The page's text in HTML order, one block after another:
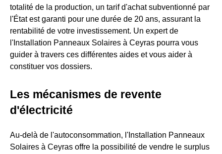
totalité de la production, un tarif d'achat subventionné par
l'État est garanti pour une durée de 20 ans, assurant la
rentabilité de votre investissement. Un expert de
l'Installation Panneaux Solaires à Ceyras pourra vous
guider à travers ces différentes aides et vous aider à
constituer vos dossiers.
Les mécanismes de revente
d'électricité
Au-delà de l'autoconsommation, l'Installation Panneaux
Solaires à Ceyras offre la possibilité de vendre le surplus